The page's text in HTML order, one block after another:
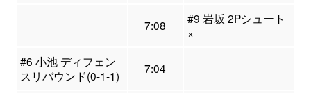
7:08
#9 岩坂 2Pシュート
×
#6 小池 ディフェン
スリバウンド(0-1-1)
7:04